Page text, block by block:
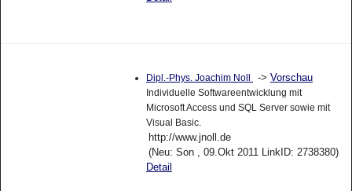
Dipl.-Phys. Joachim Noll -> Vorschau
Individuelle Softwareentwicklung mit
Microsoft Access und SQL Server sowie mit
Visual Basic.
http://www.jnoll.de
(Neu: Son , 09.Okt 2011 LinkID: 2738380)
Detail